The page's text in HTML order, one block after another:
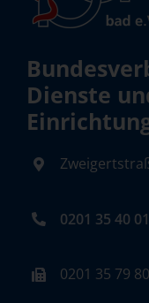
Dienste
0201 35 40 01
0201 35 79 80